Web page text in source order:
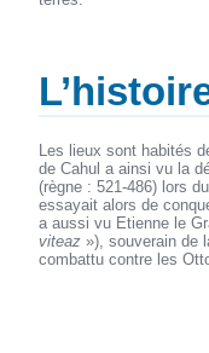
Les lieux sont habités
de Cahul a ainsi vu la
(règne : 521-486) lors
essayait alors de
a aussi vu Etienne le
viteaz »), souverain de
combattu contre les